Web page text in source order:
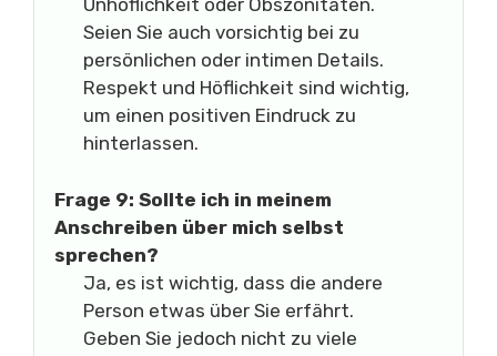
Unhöflichkeit oder Obszönitäten.
Seien Sie auch vorsichtig bei zu
persönlichen oder intimen Details.
Respekt und Höflichkeit sind wichtig,
um einen positiven Eindruck zu
hinterlassen.
Frage 9: Sollte ich in meinem
Anschreiben über mich selbst
sprechen?
Ja, es ist wichtig, dass die andere
Person etwas über Sie erfährt.
Geben Sie jedoch nicht zu viele